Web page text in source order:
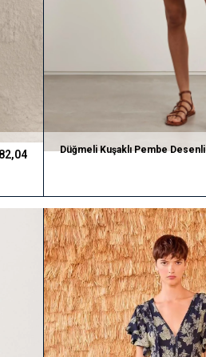
Düğmeli Kuşaklı Pembe Desenli